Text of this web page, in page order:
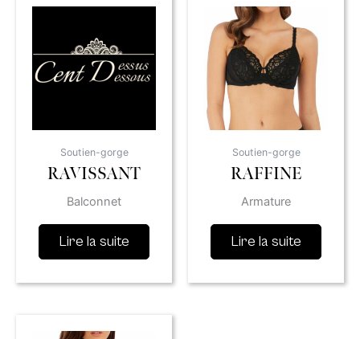
Soutien-gorge
RAVISSANT
Balconnet
Lire la suite
Soutien-gorge
RAFFINE
Armature
Lire la suite